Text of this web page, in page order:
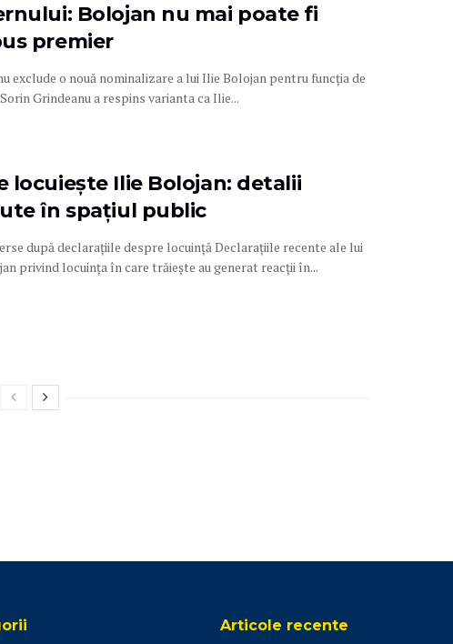
Bolojan nu mai poate fi
premier
exclude o nouă nominalizare a lui Ilie Bolojan pentru funcția de
Grindeanu a respins varianta ca Ilie...
locuiește Ilie Bolojan: detalii
în spațiul public
după declarațiile despre locuință Declarațiile recente ale lui
privind locuința în care trăiește au generat reacții în...
Articole recente